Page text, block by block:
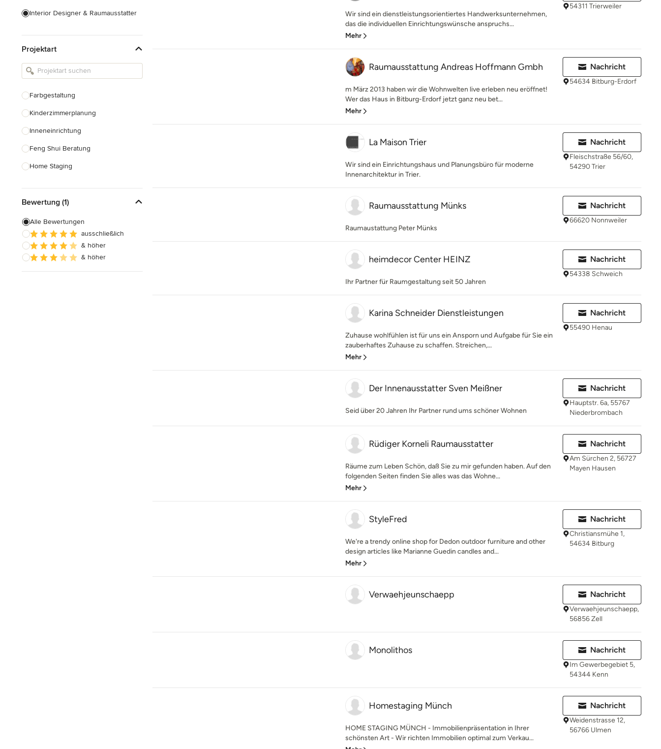
Interior Designer & Raumausstatter
Landschaftsarchitekten
Armaturen & Sanitärbedarf
Einbauschränke
Projektart
Farbgestaltung
Kinderzimmerplanung
Inneneinrichtung
Feng Shui Beratung
Home Staging
Alle anzeigen
Bewertung (1)
Alle Bewertungen
ausschließlich
& höher
& höher
Wir sind ein dienstleistungsorientiertes Handwerksunternehmen,
das die individuellen Einrichtungswünsche anspruchs...
Mehr
54311 Trierweiler
Raumausstattung Andreas Hoffmann Gmbh
m März 2013 haben wir die Wohnwelten live erleben neu eröffnet!
Wer das Haus in Bitburg-Erdorf jetzt ganz neu bet...
Mehr
Nachricht
54634 Bitburg-Erdorf
La Maison Trier
Wir sind ein Einrichtungshaus und Planungsbüro für moderne
Innenarchitektur in Trier.
Nachricht
Fleischstraße 56/60,
54290 Trier
Raumausstattung Münks
Raumaustattung Peter Münks
Nachricht
66620 Nonnweiler
heimdecor Center HEINZ
Ihr Partner für Raumgestaltung seit 50 Jahren
Nachricht
54338 Schweich
Karina Schneider Dienstleistungen
Zuhause wohlfühlen ist für uns ein Ansporn und Aufgabe für Sie ein
zauberhaftes Zuhause zu schaffen. Streichen,...
Mehr
Nachricht
55490 Henau
Der Innenausstatter Sven Meißner
Seid über 20 Jahren Ihr Partner rund ums schöner Wohnen
Nachricht
Hauptstr. 6a, 55767
Niederbrombach
Rüdiger Korneli Raumausstatter
Räume zum Leben Schön, daß Sie zu mir gefunden haben. Auf den
folgenden Seiten finden Sie alles was das Wohne...
Mehr
Nachricht
Am Sürchen 2, 56727
Mayen Hausen
StyleFred
We're a trendy online shop for Dedon outdoor furniture and other
design articles like Marianne Guedin candles and...
Mehr
Nachricht
Christiansmühe 1,
54634 Bitburg
Verwaehjeunschaepp Nachricht
Verwaehjeunschaepp,
56856 Zell
Monolithos Nachricht
Im Gewerbegebiet 5,
54344 Kenn
Homestaging Münch
HOME STAGING MÜNCH - Immobilienpräsentation in Ihrer
schönsten Art - Wir richten Immobilien optimal zum Verkau...
Nachricht
Weidenstrasse 12,
56766 Ulmen